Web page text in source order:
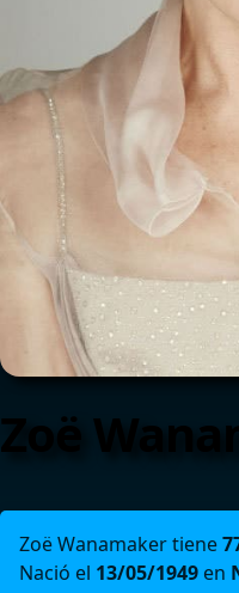
Zoë
Zoë Wanamaker tiene
Nació el 13/05/1949 en